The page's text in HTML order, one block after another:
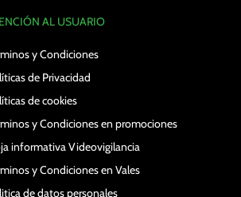
AL USUARIO
y Condiciones
de Privacidad
de cookies
y Condiciones en promociones
informativa Videovigilancia
y Condiciones en Vales
de datos personales